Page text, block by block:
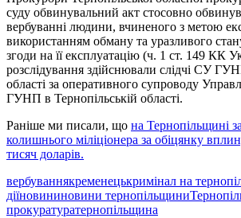
суду обвинувальний акт стосовно
вербуванні людини, вчиненого з метою
використанням обману та уразливого
згоди на її експлуатацію (ч. 1 ст. 149 КК
розслідування здійснювали слідчі СУ
області за оперативного супроводу
ГУНП в Тернопільській області.
Раніше ми писали, що на Тернопільщині
колишнього міліціонера за обіцянку
тисяч доларів.
вербуваннякременецькримінал на
діїновининовини тернопільщини
прокуратуратернопільщина